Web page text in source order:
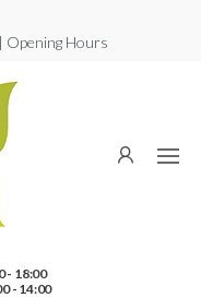
Opening Hours
Görsel
- 18:00
- 14:00